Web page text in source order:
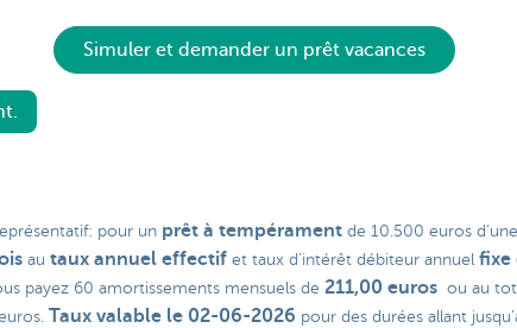
Simuler et demander un prêt vacances
pour un prêt à tempéramentde 10.500 euros
au taux annuel effectif et taux d’intérêt débiteur annuel fixe
payez 60 amortissements mensuels de 211,00 eurosou au
Taux valable le 02-06-2026 pour des durées allant